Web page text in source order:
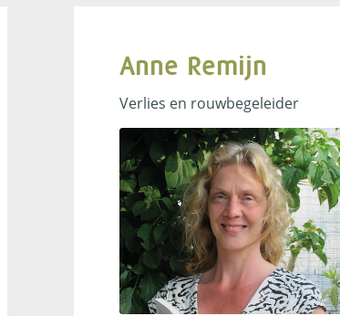
Anne Remijn
Verlies en rouwbegeleider